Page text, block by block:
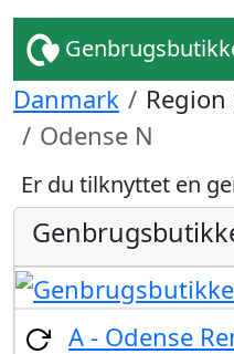
Danmark
Odense N
Er du tilknyttet en
A - Odense